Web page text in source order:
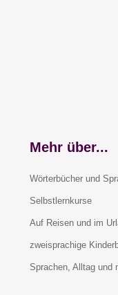
Mehr über...
Wörterbücher und
Selbstlernkurse
Auf Reisen und im
zweisprachige
Sprachen, Alltag und